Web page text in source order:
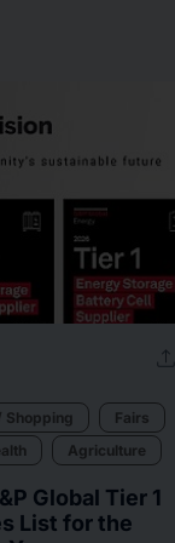
upload
Shopping
Fairs
Agriculture
Global Tier 1
List for the